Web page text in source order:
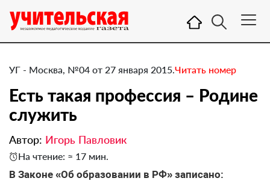
УГ - Москва, №04 от 27 января 2015.Читать номер
Есть такая профессия – Родине
служить
Автор: Игорь Павловик
На чтение: ≈ 17 мин.
В Законе «Об образовании в РФ» записано: